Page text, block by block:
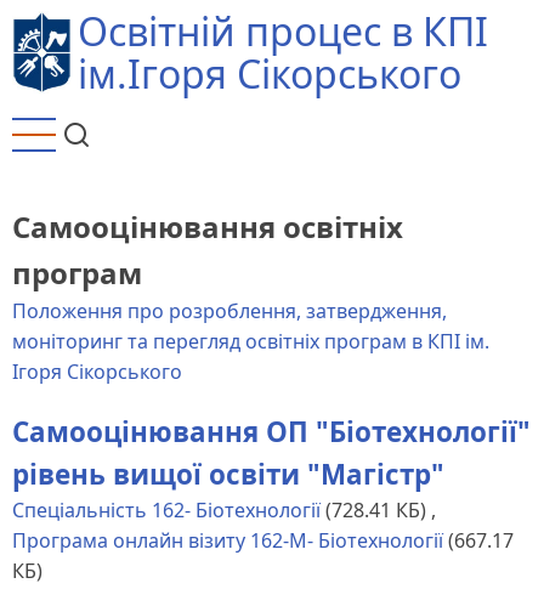
Перейти
до
основного
Освітній процес в КПІ
ім.Ігоря Сікорського
Самооцінювання освітніх
програм
Положення про розроблення, затвердження,
моніторинг та перегляд освітніх програм в КПІ ім.
Ігоря Сікорського
Самооцінювання ОП "Біотехнології"
рівень вищої освіти "Магістр"
Спеціальність 162- Біотехнології(728.41 КБ) ,
Програма онлайн візиту 162-М- Біотехнології(667.17
КБ)